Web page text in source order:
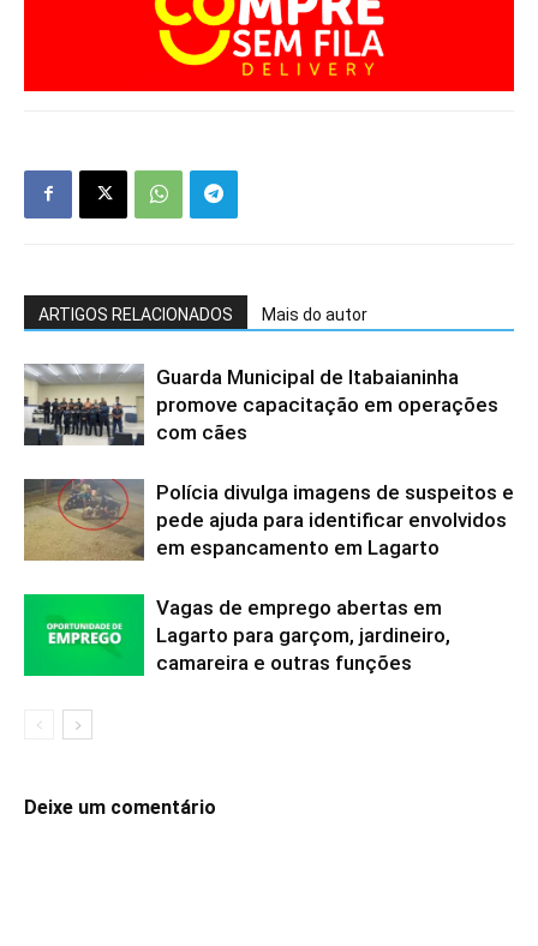
ARTIGOS RELACIONADOS Mais do autor
Guarda Municipal de Itabaianinha
promove capacitação em operações
com cães
Polícia divulga imagens de suspeitos e
pede ajuda para identificar envolvidos
em espancamento em Lagarto
Vagas de emprego abertas em
Lagarto para garçom, jardineiro,
camareira e outras funções
Deixe um comentário